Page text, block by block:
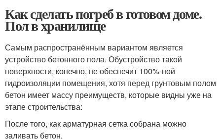
Как сделать погреб в готовом доме.
Пол в хранилище
Самым распространённым вариантом является
устройство бетонного пола. Обустройство такой
поверхности, конечно, не обеспечит 100%-ной
гидроизоляции помещения, хотя перед грунтовым полом
бетон имеет массу преимуществ, которые видны уже на
этапе строительства:
После того, как арматурная сетка собрана можно
заливать бетон.